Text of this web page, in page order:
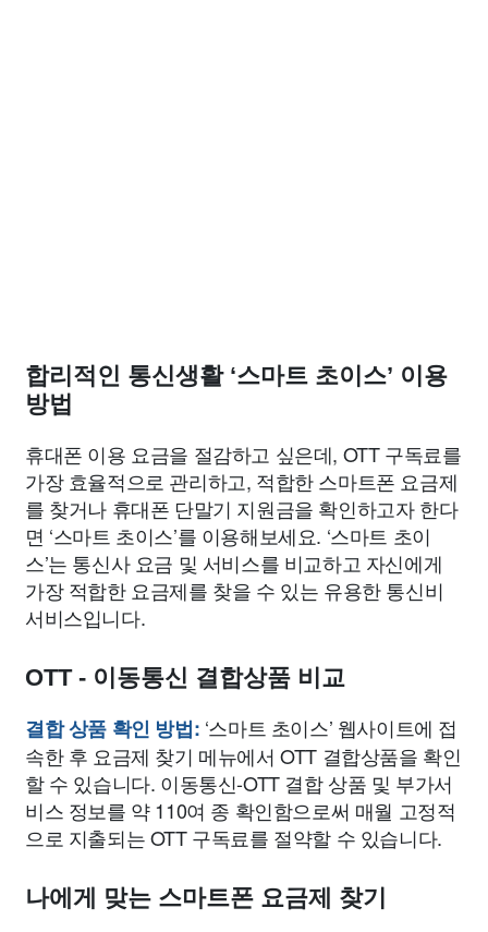
합리적인 통신생활 ‘스마트 초이스’ 이용
방법
휴대폰 이용 요금을 절감하고 싶은데, OTT 구독료를
가장 효율적으로 관리하고, 적합한 스마트폰 요금제
를 찾거나 휴대폰 단말기 지원금을 확인하고자 한다
면 ‘스마트 초이스’를 이용해보세요. ‘스마트 초이
스’는 통신사 요금 및 서비스를 비교하고 자신에게
가장 적합한 요금제를 찾을 수 있는 유용한 통신비
서비스입니다.
OTT - 이동통신 결합상품 비교
결합 상품 확인 방법: ‘스마트 초이스’ 웹사이트에 접
속한 후 요금제 찾기 메뉴에서 OTT 결합상품을 확인
할 수 있습니다. 이동통신-OTT 결합 상품 및 부가서
비스 정보를 약 110여 종 확인함으로써 매월 고정적
으로 지출되는 OTT 구독료를 절약할 수 있습니다.
나에게 맞는 스마트폰 요금제 찾기